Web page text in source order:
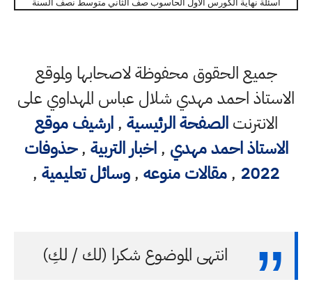
اسئلة نهاية الكورس الاول الحاسوب صف الثاني متوسط نصف السنة
جميع الحقوق محفوظة لاصحابها ولموقع
الاستاذ احمد مهدي شلال عباس المهداوي على
الانترنتالصفحة الرئيسية ,ارشيف موقع
الاستاذ احمد مهدي ,اخبار التربية ,حذوفات
2022
,مقالات منوعه ,وسائل تعليمية ,
انتهى الموضوع شكرا (لك / لكِ)